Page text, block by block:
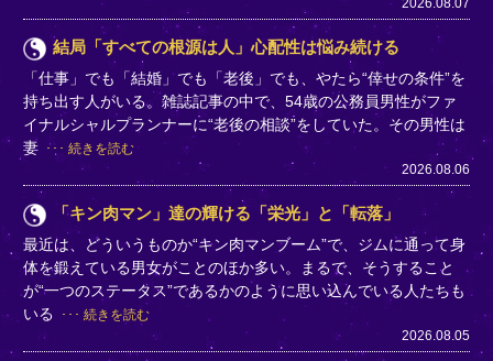
2026.08.07
結局「すべての根源は人」心配性は悩み続ける
「仕事」でも「結婚」でも「老後」でも、やたら“倖せの条件”を
持ち出す人がいる。雑誌記事の中で、54歳の公務員男性がファ
イナルシャルプランナーに“老後の相談”をしていた。その男性は
妻
続きを読む
2026.08.06
「キン肉マン」達の輝ける「栄光」と「転落」
最近は、どういうものか“キン肉マンブーム”で、ジムに通って身
体を鍛えている男女がことのほか多い。まるで、そうすること
が“一つのステータス”であるかのように思い込んでいる人たちも
いる
続きを読む
2026.08.05